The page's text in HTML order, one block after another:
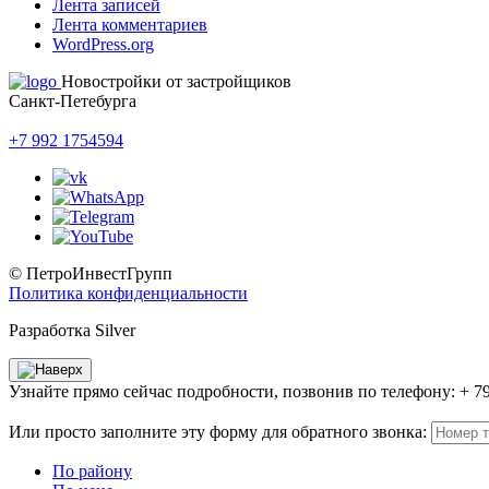
Лента записей
Лента комментариев
WordPress.org
Новостройки от застройщиков
Санкт-Петебурга
+7 992 1754594
© ПетроИнвестГрупп
Политика конфиденциальности
Разработка Silver
Узнайте прямо сейчас подробности, позвонив по телефону: +
Или просто заполните эту форму для обратного звонка:
По району